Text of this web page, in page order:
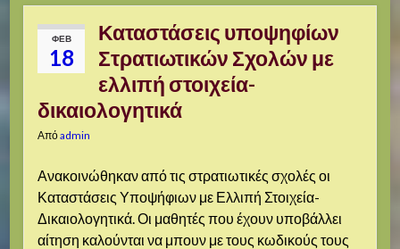
ΦΕΒ
18
Καταστάσεις υποψηφίων
Στρατιωτικών Σχολών με
ελλιπή στοιχεία-
δικαιολογητικά
Απόadmin
Ανακοινώθηκαν από τις στρατιωτικές σχολές οι
Καταστάσεις Υποψήφιων με Ελλιπή Στοιχεία-
Δικαιολογητικά. Οι μαθητές που έχουν υποβάλλει
αίτηση καλούνται να μπουν με τους κωδικούς τους